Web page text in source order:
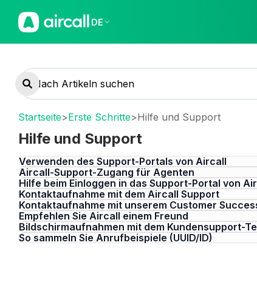
DE
Startseite>Erste Schritte>Hilfe und Support
Hilfe und Support
Verwenden des Support-Portals von Aircall
Aircall-Support-Zugang für Agenten
Hilfe beim Einloggen in das Support-Portal von
Kontaktaufnahme mit dem Aircall Support
Kontaktaufnahme mit unserem Customer
Empfehlen Sie Aircall einem Freund
Bildschirmaufnahmen mit dem Kundensupport-
So sammeln Sie Anrufbeispiele (UUID/ID)